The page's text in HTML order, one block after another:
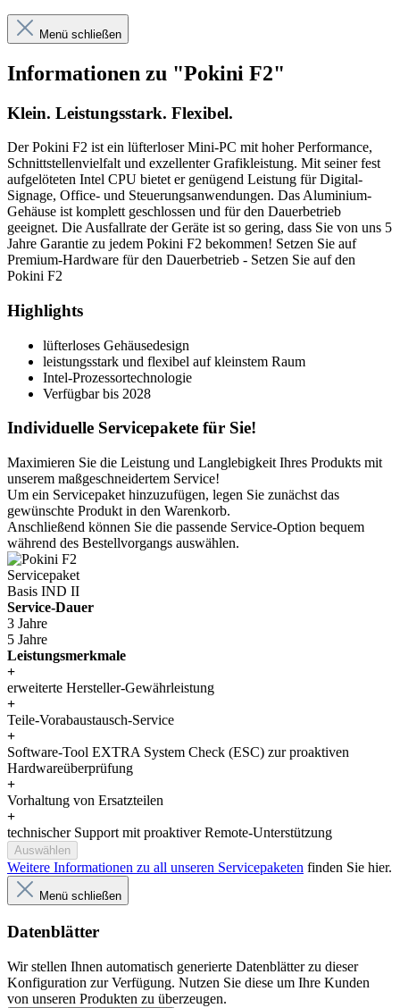
Menü schließen
Informationen zu "Pokini F2"
Klein. Leistungsstark. Flexibel.
Der Pokini F2 ist ein lüfterloser Mini-PC mit hoher Performance,
Schnittstellenvielfalt und exzellenter Grafikleistung. Mit seiner fest
aufgelöteten Intel CPU bietet er genügend Leistung für Digital-
Signage, Office- und Steuerungsanwendungen. Das Aluminium-
Gehäuse ist komplett geschlossen und für den Dauerbetrieb
geeignet. Die Ausfallrate der Geräte ist so gering, dass Sie von uns 5
Jahre Garantie zu jedem Pokini F2 bekommen! Setzen Sie auf
Premium-Hardware für den Dauerbetrieb - Setzen Sie auf den
Pokini F2
Highlights
lüfterloses Gehäusedesign
leistungsstark und flexibel auf kleinstem Raum
Intel-Prozessortechnologie
Verfügbar bis 2028
Individuelle Servicepakete für Sie!
Maximieren Sie die Leistung und Langlebigkeit Ihres Produkts mit
unserem maßgeschneidertem Service!
Um ein Servicepaket hinzuzufügen, legen Sie zunächst das
gewünschte Produkt in den Warenkorb.
Anschließend können Sie die passende Service-Option bequem
während des Bestellvorgangs auswählen.
Servicepaket
Basis IND II
Service-Dauer
3 Jahre
5 Jahre
Leistungsmerkmale
+
erweiterte Hersteller-Gewährleistung
+
Teile-Vorabaustausch-Service
+
Software-Tool EXTRA System Check (ESC) zur proaktiven
Hardwareüberprüfung
+
Vorhaltung von Ersatzteilen
+
technischer Support mit proaktiver Remote-Unterstützung
Auswählen
Weitere Informationen zu all unseren Servicepaketen finden Sie hier.
Menü schließen
Datenblätter
Wir stellen Ihnen automatisch generierte Datenblätter zu dieser
Konfiguration zur Verfügung. Nutzen Sie diese um Ihre Kunden
von unseren Produkten zu überzeugen.